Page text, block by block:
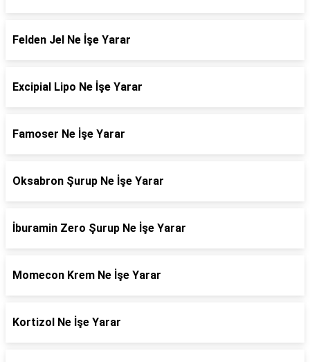
Felden Jel Ne İşe Yarar
Excipial Lipo Ne İşe Yarar
Famoser Ne İşe Yarar
Oksabron Şurup Ne İşe Yarar
İburamin Zero Şurup Ne İşe Yarar
Momecon Krem Ne İşe Yarar
Kortizol Ne İşe Yarar